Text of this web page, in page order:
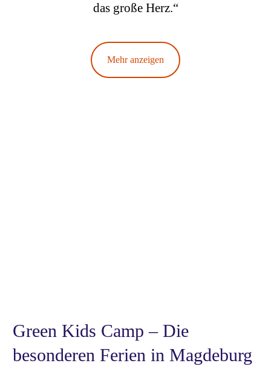
das große Herz.“
Mehr anzeigen
Green Kids Camp – Die
besonderen Ferien in Magdeburg